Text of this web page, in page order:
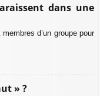
dans une
d’un groupe pour
» ?